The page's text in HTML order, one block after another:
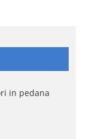
in pedana